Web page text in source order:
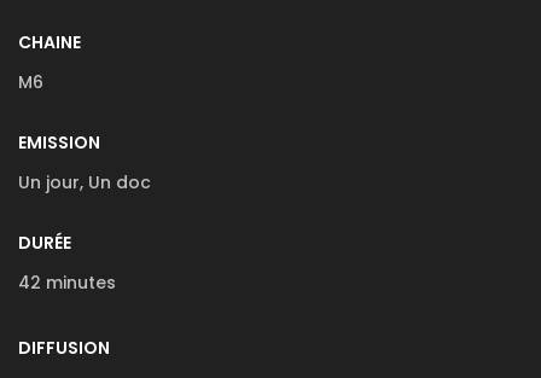
CHAINE
M6
EMISSION
Un jour, Un doc
DURÉE
42 minutes
DIFFUSION